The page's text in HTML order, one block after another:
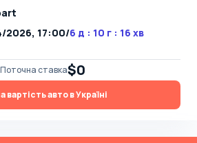
2026, 17:00/6 д : 10 г : 16 хв
Поточна ставка$0
вартість авто в Україні